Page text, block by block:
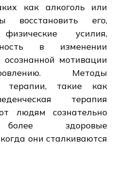
как алкоголь или
восстановить его,
усилия,
в изменении
мотивации
Методы
терапии, такие как
терапия
людям сознательно
здоровые
они сталкиваются